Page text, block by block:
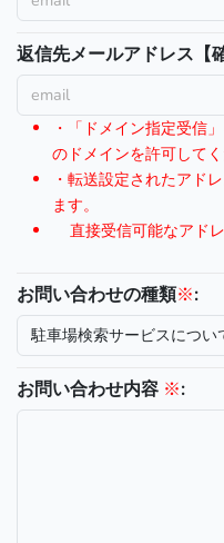
返信先メールアドレス【
・「ドメイン指定受信
のドメインを許可してく
・転送設定されたアド
ます。
直接受信可能なアドレ
お問い合わせの種類※:
お問い合わせ内容 ※: